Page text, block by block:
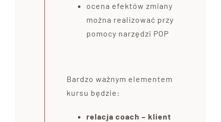
ocena efektów zmiany
można realizować przy
pomocy narzędzi POP
Bardzo ważnym elementem
kursu będzie:
relacja coach – klient